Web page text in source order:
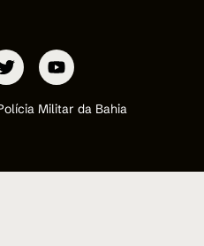
Militar da Bahia